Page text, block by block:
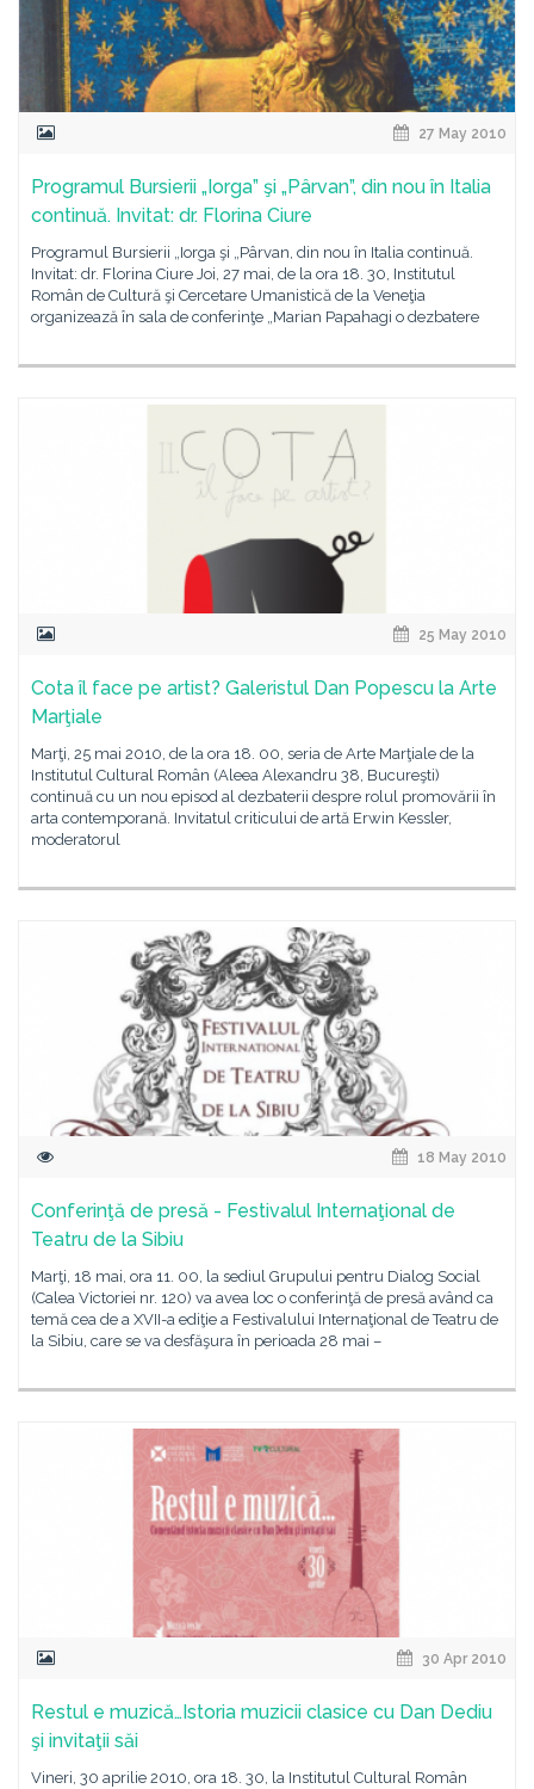
27 May 2010
Programul Bursierii „Iorga” şi „Pârvan”, din nou în Italia
continuă. Invitat: dr. Florina Ciure
Programul Bursierii „Iorga şi „Pârvan, din nou în Italia continuă.
Invitat: dr. Florina Ciure Joi, 27 mai, de la ora 18. 30, Institutul
Român de Cultură şi Cercetare Umanistică de la Veneţia
organizează în sala de conferinţe „Marian Papahagi o dezbatere
25 May 2010
Cota îl face pe artist? Galeristul Dan Popescu la Arte
Marţiale
Marţi, 25 mai 2010, de la ora 18. 00, seria de Arte Marţiale de la
Institutul Cultural Român (Aleea Alexandru 38, Bucureşti)
continuă cu un nou episod al dezbaterii despre rolul promovării în
arta contemporană. Invitatul criticului de artă Erwin Kessler,
moderatorul
18 May 2010
Conferinţă de presă - Festivalul Internaţional de
Teatru de la Sibiu
Marţi, 18 mai, ora 11. 00, la sediul Grupului pentru Dialog Social
(Calea Victoriei nr. 120) va avea loc o conferinţă de presă având ca
temă cea de a XVII-a ediţie a Festivalului Internaţional de Teatru de
la Sibiu, care se va desfăşura în perioada 28 mai –
30 Apr 2010
Restul e muzică…Istoria muzicii clasice cu Dan Dediu
şi invitaţii săi
Vineri, 30 aprilie 2010, ora 18. 30, la Institutul Cultural Român